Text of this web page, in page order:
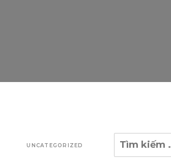
UNCATEGORIZED
Tìm
kiếm